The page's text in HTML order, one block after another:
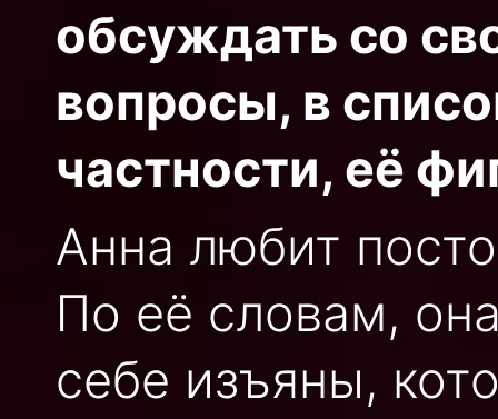
обсуждать со
вопросы, в
частности, её
Анна любит
По её словам,
себе изъяны,